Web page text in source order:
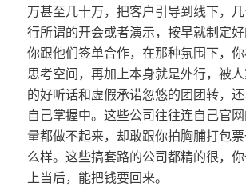
万甚至几十万，把客户引导到线下，
行所谓的开会或者演示，按早就制定
你跟他们签单合作，在那种氛围下，
思考空间，再加上本身就是外行，被
的好听话和虚假承诺忽悠的团团转，
自己掌握中。这些公司往往连自己官
量都做不起来，却敢跟你拍胸脯打包
么样。这些搞套路的公司都精的很，
上当后，能把钱要回来。